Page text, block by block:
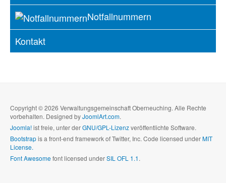
Notfallnummern
Kontakt
Copyright © 2026 Verwaltungsgemeinschaft Oberneuching. Alle Rechte
vorbehalten. Designed byJoomlArt.com.
Joomla!ist freie, unter derGNU/GPL-Lizenzveröffentlichte Software.
Bootstrapis a front-end framework of Twitter, Inc. Code licensed underMIT
License.
Font Awesomefont licensed underSIL OFL 1.1.